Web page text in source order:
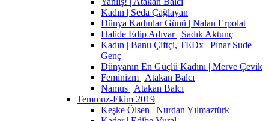
Kadın | Seda Çağlayan
Dünya Kadınlar Günü | Nalan Erpolat
Halide Edip Adıvar | Sadık Aktunç
Kadın | Banu Çiftçi, TEDx | Pınar Sude
Genç
Dünyanın En Güçlü Kadını | Merve Çevik
Feminizm | Atakan Balcı
Namus | Atakan Balcı
Temmuz-Ekim 2019
Keşke Ölsen | Nurdan Yılmaztürk